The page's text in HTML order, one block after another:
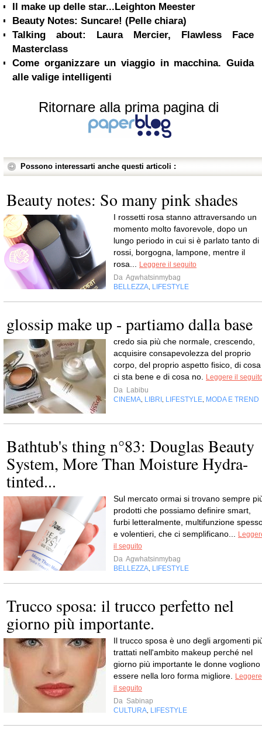
Il make up delle star...Leighton Meester
Beauty Notes: Suncare! (Pelle chiara)
Talking about: Laura Mercier, Flawless Face
Masterclass
Come organizzare un viaggio in macchina. Guida
alle valige intelligenti
Ritornare alla prima pagina di
Possono interessarti anche questi articoli :
Beauty notes: So many pink shades
I rossetti rosa stanno attraversando un
momento molto favorevole, dopo un
lungo periodo in cui si è parlato tanto di
rossi, borgogna, lampone, mentre il
rosa...
Leggere il seguito
Da Agwhatsinmybag
BELLEZZA LIFESTYLE
glossip make up - partiamo dalla base
credo sia più che normale, crescendo,
acquisire consapevolezza del proprio
corpo, del proprio aspetto fisico, di cosa
ci sta bene e di cosa no.
Leggere il
Da Labibu
CINEMA LIBRI LIFESTYLE MODA E TREND
Bathtub's thing n°83: Douglas Beauty
System, More Than Moisture Hydra-
tinted...
Sul mercato ormai si trovano sempre
prodotti che possiamo definire smart,
furbi letteralmente, multifunzione
e volentieri, che ci semplificano...
il seguito
Da Agwhatsinmybag
BELLEZZA LIFESTYLE
Trucco sposa: il trucco perfetto nel
giorno più importante.
Il trucco sposa è uno degli argomenti
trattati nell'ambito makeup perché nel
giorno più importante le donne vogliono
essere nella loro forma migliore.
Leggere
il seguito
Da Sabinap
CULTURA LIFESTYLE